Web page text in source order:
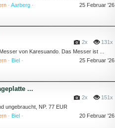
·Aarberg · 25 Februar '26
131x
2x
von Karesuando. Das Messer ist ...
· Biel · 25 Februar '26
...
151x
2x
ungebraucht, NP. 77 EUR
· Biel · 20 Februar '26